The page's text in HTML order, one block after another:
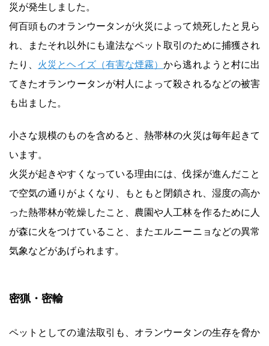
災が発生しました。
何百頭ものオランウータンが火災によって焼死したと見ら
れ、またそれ以外にも違法なペット取引のために捕獲され
たり、 火災とヘイズ（有害な煙霧）から逃れようと村に出
てきたオランウータンが村人によって殺されるなどの被害
も出ました。
小さな規模のものを含めると、熱帯林の火災は毎年起きて
います。
火災が起きやすくなっている理由には、伐採が進んだこと
で空気の通りがよくなり、もともと閉鎖され、湿度の高か
った熱帯林が乾燥したこと、農園や人工林を作るために人
が森に火をつけていること、またエルニーニョなどの異常
気象などがあげられます。
密猟・密輸
ペットとしての違法取引も、オランウータンの生存を脅か